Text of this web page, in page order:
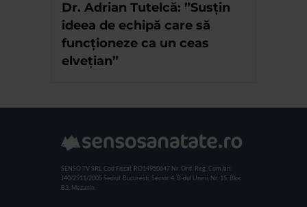
Dr. Adrian Tutelcă: ”Susțin
ideea de echipă care să
funcționeze ca un ceas
elvețian”
SENSO TV SRL Cod Fiscal: RO14950647 Nr. Ord. Reg. Com./an:
J40/2911/2005 Sediul: Bucuresti, Sector 4, B-dul Unirii, Nr. 15, Bloc
B3, Mezanin